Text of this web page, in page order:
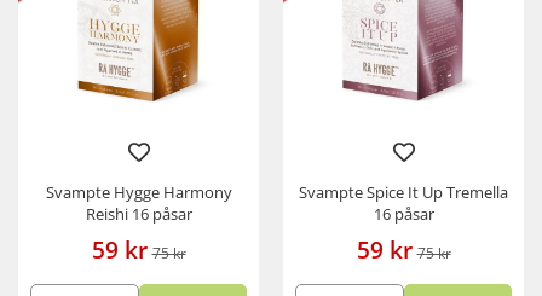
Svampte Hygge Harmony
Reishi 16 påsar
59 kr 75 kr
Svampte Spice It Up Tremella
16 påsar
59 kr 75 kr